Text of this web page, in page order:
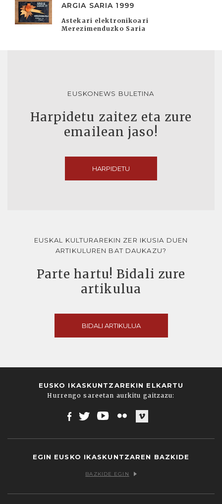
ARGIA SARIA 1999
Astekari elektronikoari
Merezimenduzko Saria
EUSKONEWS BULETINA
Harpidetu zaitez eta zure
emailean jaso!
HARPIDETU
EUSKAL KULTURAREKIN ZER IKUSIA DUEN
ARTIKULUREN BAT DAUKAZU?
Parte hartu! Bidali zure
artikulua
BIDALI ARTIKULUA
EUSKO IKASKUNTZAREKIN ELKARTU
Hurrengo sareetan aurkitu gaitzazu:
EGIN EUSKO IKASKUNTZAREN BAZKIDE
BAZKIDE EGIN